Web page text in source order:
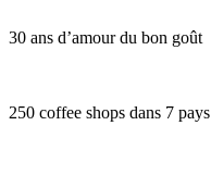
30 ans d’amour du bon goût
250 coffee shops dans 7 pays